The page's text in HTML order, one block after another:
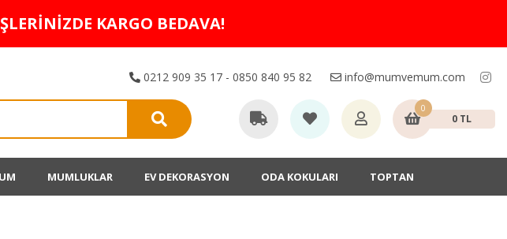
KARGO BEDAVA!
0212 909 35 17 - 0850 840 95 82 info@mumvemum.com
0
0 TL
MUMLUKLAR EV DEKORASYON ODA KOKULARI TOPTAN